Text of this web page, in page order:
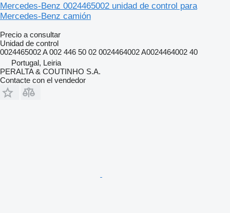
Mercedes-Benz 0024465002 unidad de control para
Mercedes-Benz camión
Precio a consultar
Unidad de control
0024465002 A 002 446 50 02 0024464002 A0024464002 40
Portugal, Leiria
PERALTA & COUTINHO S.A.
Contacte con el vendedor